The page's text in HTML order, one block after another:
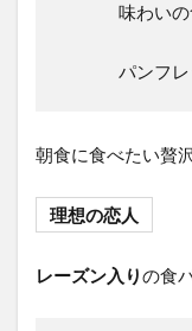
味わいの
パンフ
朝食に食べたい贅
理想の恋人
レーズン入りの食